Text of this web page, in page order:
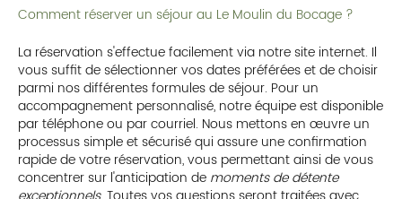
Comment réserver un séjour au Le Moulin du Bocage ?
La réservation s'effectue facilement via notre site internet. Il
vous suffit de sélectionner vos dates préférées et de choisir
parmi nos différentes formules de séjour. Pour un
accompagnement personnalisé, notre équipe est disponible
par téléphone ou par courriel. Nous mettons en œuvre un
processus simple et sécurisé qui assure une confirmation
rapide de votre réservation, vous permettant ainsi de vous
concentrer sur l'anticipation de moments de détente